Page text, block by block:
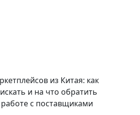
из Китая: как
и на что обратить
с поставщиками